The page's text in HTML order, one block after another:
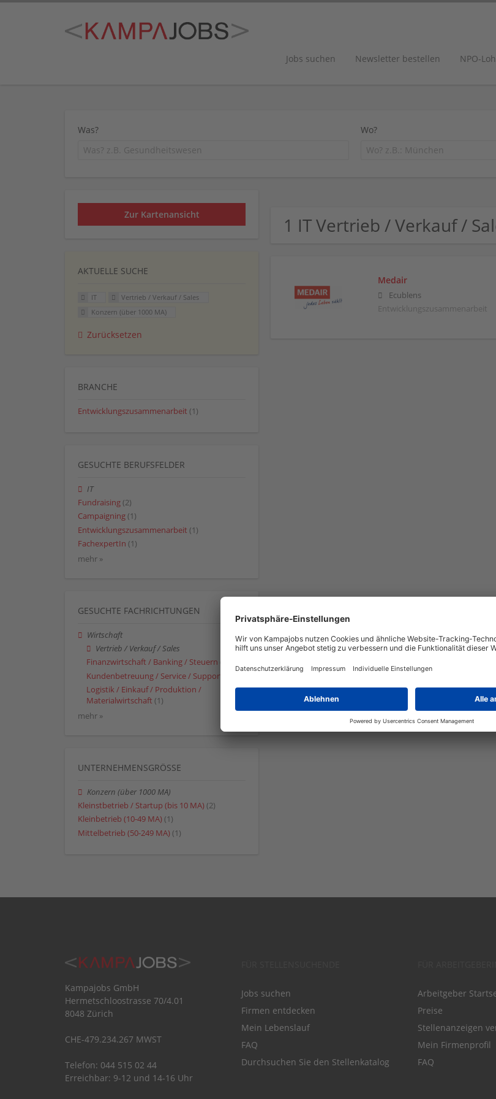
Jobs suchen Newsletter bestellen NPO-
Was? Wo?
1 IT Vertrieb / Verkauf /
Medair
Ecublens
Entwicklungszusammenarbeit
Zur Kartenansicht
AKTUELLE SUCHE
IT
Vertrieb / Verkauf / Sales
Konzern (über 1000 MA)
Zurücksetzen
BRANCHE
Entwicklungszusammenarbeit (1)
GESUCHTE BERUFSFELDER
IT
Fundraising (2)
Campaigning (1)
Entwicklungszusammenarbeit (1)
FachexpertIn (1)
mehr »
GESUCHTE FACHRICHTUNGEN
Wirtschaft
Vertrieb / Verkauf / Sales
Finanzwirtschaft / Banking / Steuern
Kundenbetreuung / Service / Support
Logistik / Einkauf / Produktion /
Materialwirtschaft (1)
mehr »
UNTERNEHMENSGRÖSSE
Konzern (über 1000 MA)
Kleinstbetrieb / Startup (bis 10 MA) (2)
Kleinbetrieb (10-49 MA) (1)
Mittelbetrieb (50-249 MA) (1)
Kampajobs GmbH
Hermetschloostrasse 70/4.01
8048 Zürich
CHE-479.234.267 MWST
Telefon: 044 515 02 44
Erreichbar: 9-12 und 14-16 Uhr
Jobs suchen
Firmen entdecken
Mein Lebenslauf
FAQ
Durchsuchen Sie den Stellenkatalog
Arbeitgeber
Preise
Stellenanzeigen
Mein Firmenprofil
FAQ